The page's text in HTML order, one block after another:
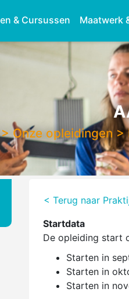
& Cursussen Maatwerk
Onze opleidingen>
< Terug naar
Startdata
De opleiding start
Starten in
Starten in
Starten in